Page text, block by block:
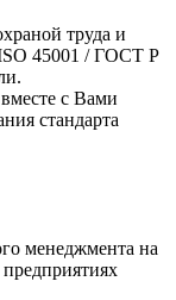
труда и
45001 / ГОСТ Р
с Вами
стандарта
менеджмента на